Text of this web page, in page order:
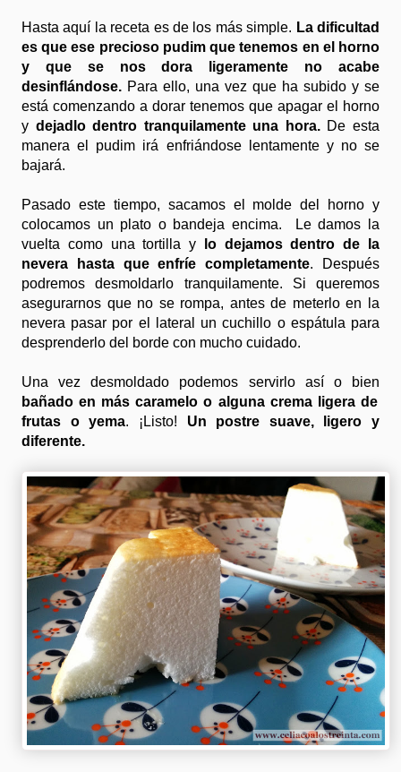
Hasta aquí la receta es de los más simple. La dificultad
es que ese precioso pudim que tenemos en el horno
y que se nos dora ligeramente no acabe
desinflándose. Para ello, una vez que ha subido y se
está comenzando a dorar tenemos que apagar el horno
y dejadlo dentro tranquilamente una hora.De esta
manera el pudim irá enfriándose lentamente y no se
bajará.
Pasado este tiempo, sacamos el molde del horno y
colocamos un plato o bandeja encima. Le damos la
vuelta como una tortilla y
lo dejamos dentro de la
nevera hasta que enfríe completamente. Después
podremos desmoldarlo tranquilamente. Si queremos
asegurarnos que no se rompa, antes de meterlo en la
nevera pasar por el lateral un cuchillo o espátula para
desprenderlo del borde con mucho cuidado.
Una vez desmoldado podemos servirlo así o bien
bañado en más caramelo o alguna crema ligera de
frutas o yema. ¡Listo! Un postre suave, ligero y
diferente.